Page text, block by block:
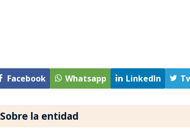
Facebook Whatsapp LinkedIn
Sobre la entidad